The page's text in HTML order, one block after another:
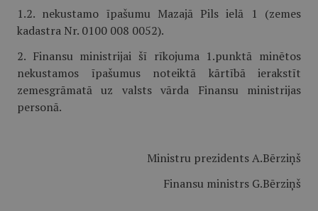
1.2. nekustamo īpašumu Mazajā Pils ielā 1 (zemes
kadastra Nr. 0100 008 0052).
2. Finansu ministrijai šī rīkojuma 1.punktā minētos
nekustamos īpašumus noteiktā kārtībā ierakstīt
zemesgrāmatā uz valsts vārda Finansu ministrijas
personā.
Ministru prezidents A.Bērziņš
Finansu ministrs G.Bērziņš